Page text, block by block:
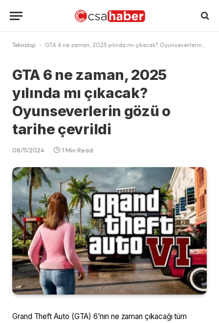
Teknoloji - GTA 6 ne zaman, 2025 yılında mı çıkacak? Oyunseverlerin gözü o tarihe çevrildi
GTA 6 ne zaman, 2025
yılında mı çıkacak?
Oyunseverlerin gözü o
tarihe çevrildi
08/11/2024 1 Min Read
Grand Theft Auto (GTA) 6’nın ne zaman çıkacağı tüm